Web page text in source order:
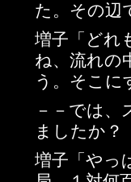
た。その辺
増子「どれ
ね、流れの
う。そこに
－－では
ましたか？
増子「やっ